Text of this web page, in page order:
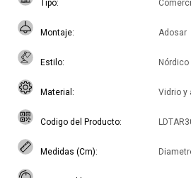
Tipo
Montaje Adosar
Estilo Nórdico
Material Vidrio y
Codigo del Producto
Medidas (Cm)